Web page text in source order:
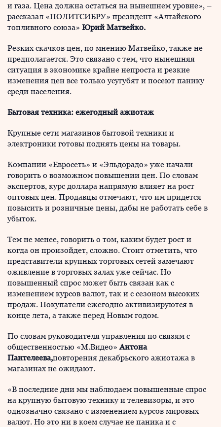
и газа. Цена должна остаться на нынешнем уровне», –
рассказал «ПОЛИТСИБРУ» президент «Алтайского
топливного союза» Юрий Матвейко.
Резких скачков цен, по мнению Матвейко, также не
предполагается. Это связано с тем, что нынешняя
ситуация в экономике крайне непроста и резкие
изменения цен все только усугубят и посеют панику
среди населения.
Бытовая техника: ежегодный ажиотаж
Крупные сети магазинов бытовой техники и
электроники готовы поднять цены на товары.
Компании «Евросеть» и «Эльдорадо» уже начали
говорить о возможном повышении цен. По словам
экспертов, курс доллара напрямую влияет на рост
оптовых цен. Продавцы отмечают, что им придется
повысить и розничные цены, дабы не работать себе в
убыток.
Тем не менее, говорить о том, каким будет рост и
когда он произойдет, сложно. Стоит отметить, что
представители крупных торговых сетей замечают
оживление в торговых залах уже сейчас. Но
повышенный спрос может быть связан как с
изменением курсов валют, так и с сезоном высоких
продаж. Покупатели ежегодно активизируются в
конце лета, а также перед Новым годом.
По словам руководителя управления по связям с
общественностью «М.Видео»Антона
Пантелеева,повторения декабрьского ажиотажа в
магазинах не ожидают.
«В последние дни мы наблюдаем повышенные спрос
на крупную бытовую технику и телевизоры, и это
однозначно связано с изменением курсов мировых
валют. Но это ни в коем случае не паника и с